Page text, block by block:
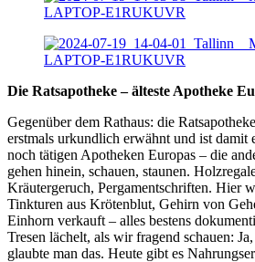
Die Ratsapotheke – älteste Apotheke
Gegenüber dem Rathaus: die
erstmals urkundlich erwähnt und ist damit
noch tätigen Apotheken Europas – die
gehen hinein, schauen, staunen.
Kräutergeruch, Pergamentschriften. Hier
Tinkturen aus Krötenblut, Gehirn von
Einhorn verkauft – alles bestens
Tresen lächelt, als wir fragend schauen:
glaubte man das. Heute gibt es